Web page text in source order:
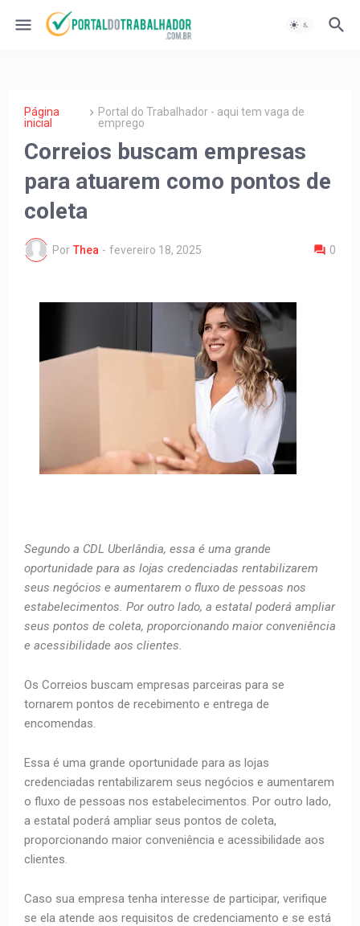
Página
inicial
Portal do Trabalhador - aqui tem vaga de
emprego
Correios buscam empresas
para atuarem como pontos de
coleta
Por Thea - fevereiro 18, 2025 0
Segundo a CDL Uberlândia, essa é uma grande
oportunidade para as lojas credenciadas rentabilizarem
seus negócios e aumentarem o fluxo de pessoas nos
estabelecimentos. Por outro lado, a estatal poderá ampliar
seus pontos de coleta, proporcionando maior conveniência
e acessibilidade aos clientes.
Os Correios buscam empresas parceiras para se
tornarem pontos de recebimento e entrega de
encomendas.
Essa é uma grande oportunidade para as lojas
credenciadas rentabilizarem seus negócios e aumentarem
o fluxo de pessoas nos estabelecimentos. Por outro lado,
a estatal poderá ampliar seus pontos de coleta,
proporcionando maior conveniência e acessibilidade aos
clientes.
Caso sua empresa tenha interesse de participar, verifique
se ela atende aos requisitos de credenciamento e se está